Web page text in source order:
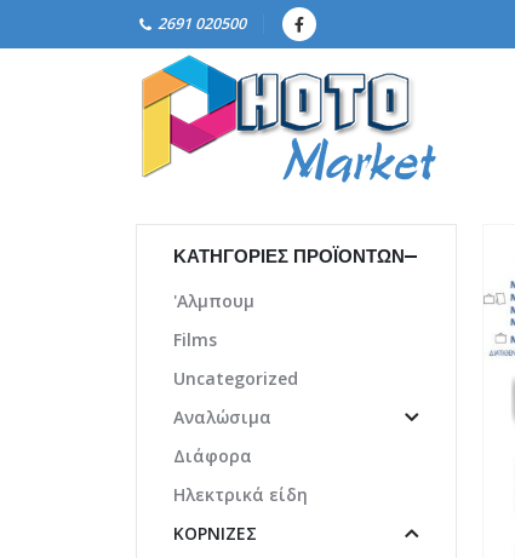
2691 020500
ΚΑΤΗΓΟΡΊΕΣ ΠΡΟΪΌΝΤΩΝ
'Αλμπουμ
Films
Uncategorized
Αναλώσιμα
Διάφορα
Ηλεκτρικά είδη
ΚΟΡΝΊΖΕΣ